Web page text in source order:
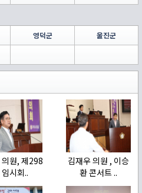
영덕군
울진군
의원, 제298
시회..
김재우 의원 , 이승
환 콘서트 ..